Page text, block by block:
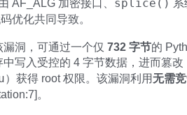
AF_ALG 加密接口、 splice()
优化共同导致。
洞，可通过一个仅 732 字节的
写入受控的 4 字节数据，进而篡改
）获得 root 权限。该漏洞利用无需
。